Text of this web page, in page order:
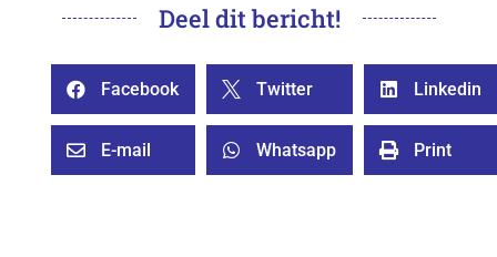
Deel dit bericht!
 Facebook  Twitter  Linkedin
 E-mail  Whatsapp  Print